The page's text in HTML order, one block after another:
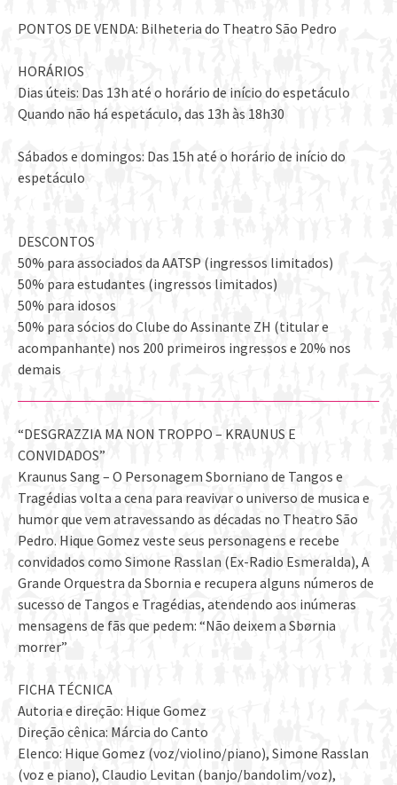
PONTOS DE VENDA: Bilheteria do Theatro São Pedro
HORÁRIOS
Dias úteis: Das 13h até o horário de início do espetáculo
Quando não há espetáculo, das 13h às 18h30
Sábados e domingos: Das 15h até o horário de início do
espetáculo
DESCONTOS
50% para associados da AATSP (ingressos limitados)
50% para estudantes (ingressos limitados)
50% para idosos
50% para sócios do Clube do Assinante ZH (titular e
acompanhante) nos 200 primeiros ingressos e 20% nos
demais
“DESGRAZZIA MA NON TROPPO – KRAUNUS E
CONVIDADOS”
Kraunus Sang – O Personagem Sborniano de Tangos e
Tragédias volta a cena para reavivar o universo de musica e
humor que vem atravessando as décadas no Theatro São
Pedro. Hique Gomez veste seus personagens e recebe
convidados como Simone Rasslan (Ex-Radio Esmeralda), A
Grande Orquestra da Sbornia e recupera alguns números de
sucesso de Tangos e Tragédias, atendendo aos inúmeras
mensagens de fãs que pedem: “Não deixem a Sbørnia
morrer”
FICHA TÉCNICA
Autoria e direção: Hique Gomez
Direção cênica: Márcia do Canto
Elenco: Hique Gomez (voz/violino/piano), Simone Rasslan
(voz e piano), Claudio Levitan (banjo/bandolim/voz),